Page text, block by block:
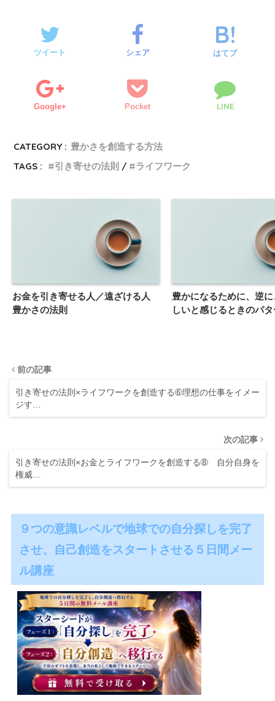
ツイート シェア はてブ
Google+ Pocket LINE
CATEGORY : 豊かさを創造する方法
TAGS :
引き寄せの法則 ライフワーク
お金を引き寄せる人／遠ざける人
豊かさの法則
豊かになるために、逆
しいと感じるときのパ
前の記事
引き寄せの法則×ライフワークを創造する➅理想の仕事をイメー
ジす…
次の記事
引き寄せの法則×お金とライフワークを創造する➇ 自分自身を
権威…
９つの意識レベルで地球での自分探しを完了
させ、自己創造をスタートさせる５日間メー
ル講座